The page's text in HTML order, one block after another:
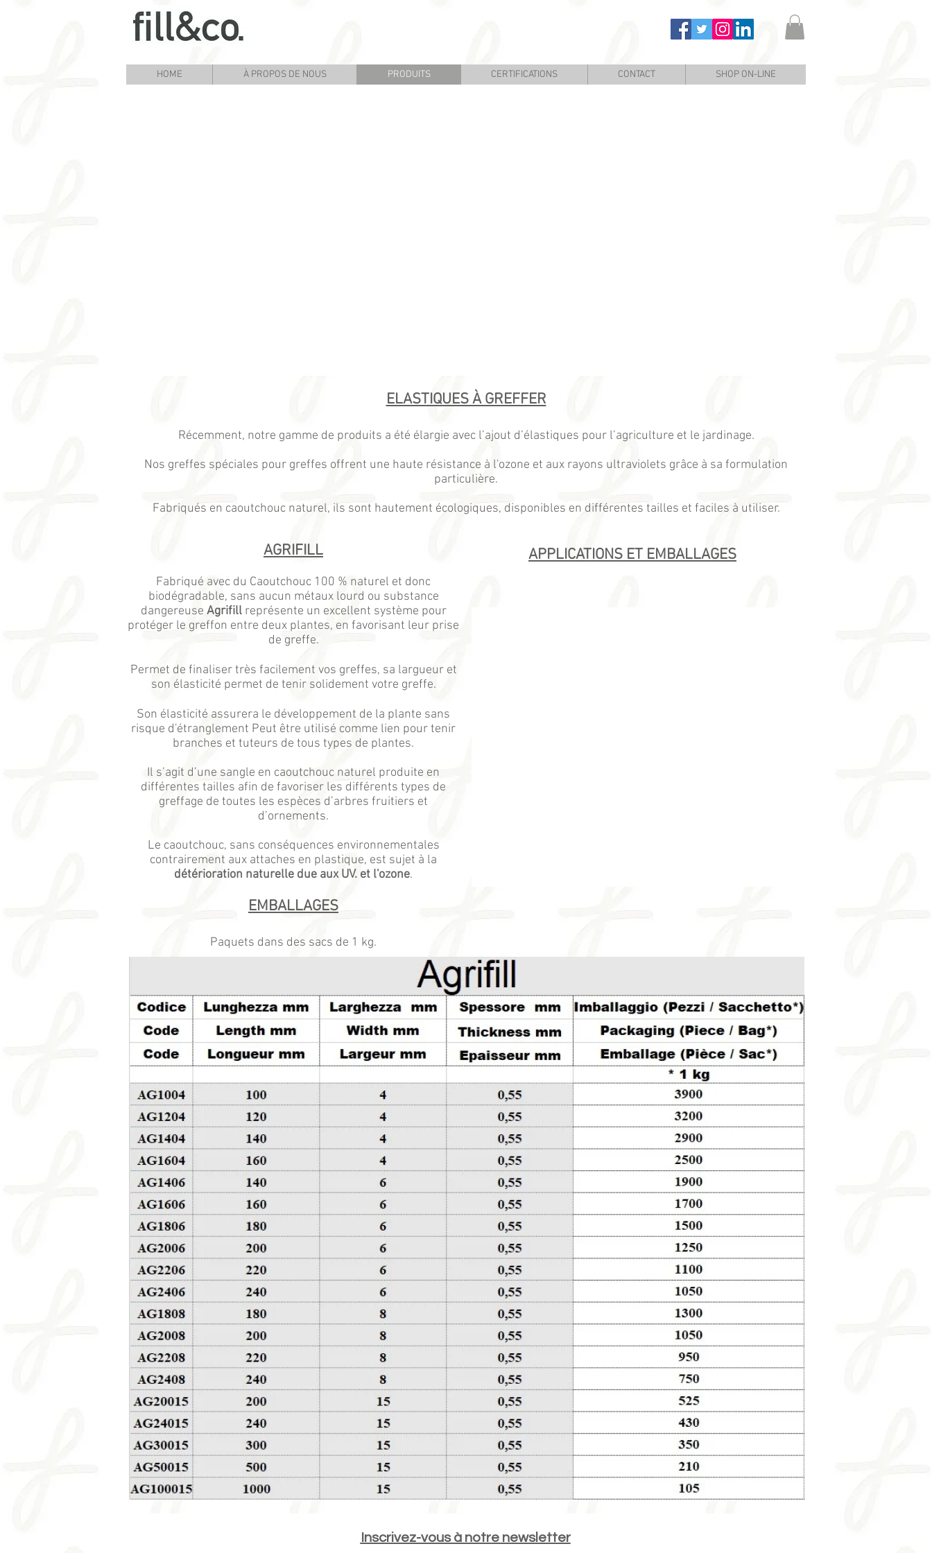
HOME À PROPOS DE NOUS PRODUITS CERTIFICATIONS CONTACT SHOP ON-LINE
ELASTIQUES À GREFFER
Récemment, notre gamme de produits a été élargie avec l’ajout d’élastiques pour l’agriculture et le jardinage.
Nos greffes spéciales pour greffes offrent une haute résistance à l'ozone et aux rayons ultraviolets grâce à sa formulation
particulière.
Fabriqués en caoutchouc naturel, ils sont hautement écologiques, disponibles en différentes tailles et faciles à utiliser.
AGRIFILL
Fabriqué avec du Caoutchouc 100 % naturel et donc
biodégradable, sans aucun métaux lourd ou substance
dangereuse Agrifillreprésente un excellent système pour
protéger le greffon entre deux plantes, en favorisant leur prise
de greffe.
Permet de finaliser très facilement vos greffes, sa largueur et
son élasticité permet de tenir solidement votre greffe.
Son élasticité assurera le développement de la plante sans
risque d'étranglement Peut être utilisé comme lien pour tenir
branches et tuteurs de tous types de plantes.
Il s’agit d’une sangle en caoutchouc naturel produite en
différentes tailles afin de favoriser les différents types de
greffage de toutes les espèces d’arbres fruitiers et
d’ornements.
Le caoutchouc, sans conséquences environnementales
contrairement aux attaches en plastique, est sujet à la
détérioration naturelle due aux UV. et l'ozone.
EMBALLAGES
Paquets dans des sacs de 1 kg.
APPLICATIONS ET EMBALLAGES
Inscrivez-vous à notre newsletter